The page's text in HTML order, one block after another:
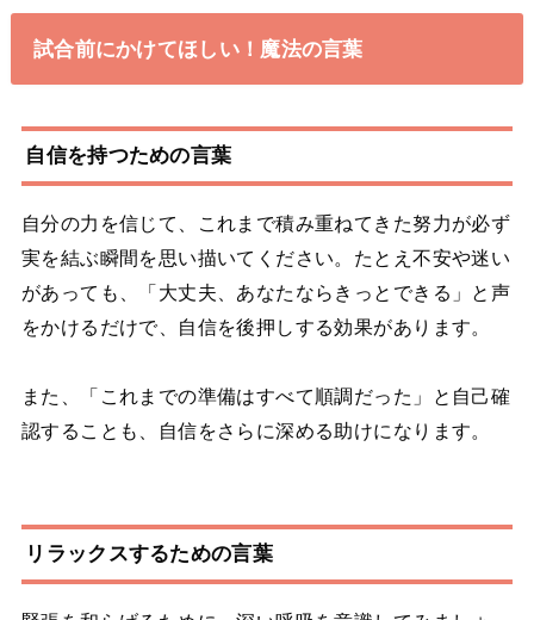
試合前にかけてほしい！魔法の言葉
自信を持つための言葉
自分の力を信じて、これまで積み重ねてきた努力が必ず
実を結ぶ瞬間を思い描いてください。たとえ不安や迷い
があっても、「大丈夫、あなたならきっとできる」と声
をかけるだけで、自信を後押しする効果があります。
また、「これまでの準備はすべて順調だった」と自己確
認することも、自信をさらに深める助けになります。
リラックスするための言葉